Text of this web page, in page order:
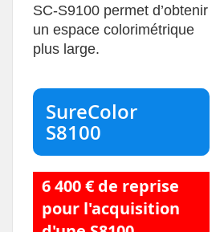
SC-S9100 permet d’obtenir
un espace colorimétrique
plus large.
SureColor
S8100
6 400 € de reprise
pour l'acquisition